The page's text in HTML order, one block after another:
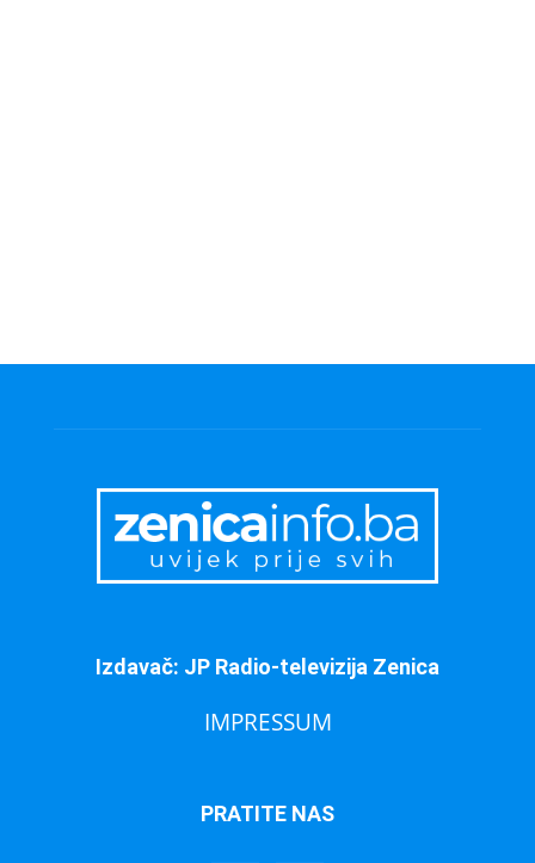
Izdavač: JP Radio-televizija Zenica
IMPRESSUM
PRATITE NAS